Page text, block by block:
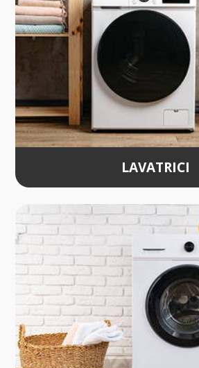
LAVATRICI